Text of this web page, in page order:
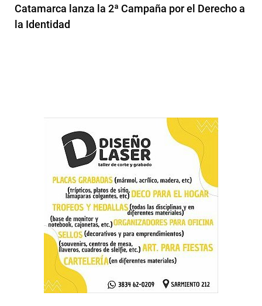
Catamarca lanza la 2ª Campaña por el Derecho a
la Identidad